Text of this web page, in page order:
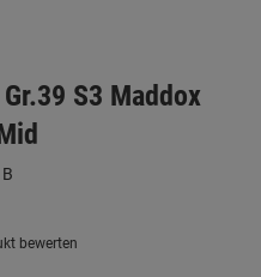
S3 Maddox
bewerten